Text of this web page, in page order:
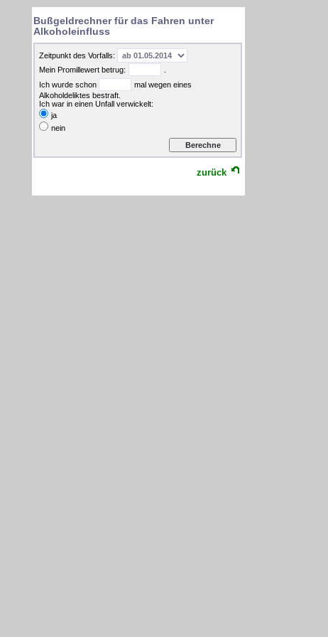
Bußgeldrechner für das Fahren unter
Alkoholeinfluss
Zeitpunkt des Vorfalls:
Mein Promillewert betrug:
Ich wurde schon
mal wegen eines
Alkoholdeliktes bestraft.
Ich war in einen Unfall verwickelt:
ja
nein
zurück